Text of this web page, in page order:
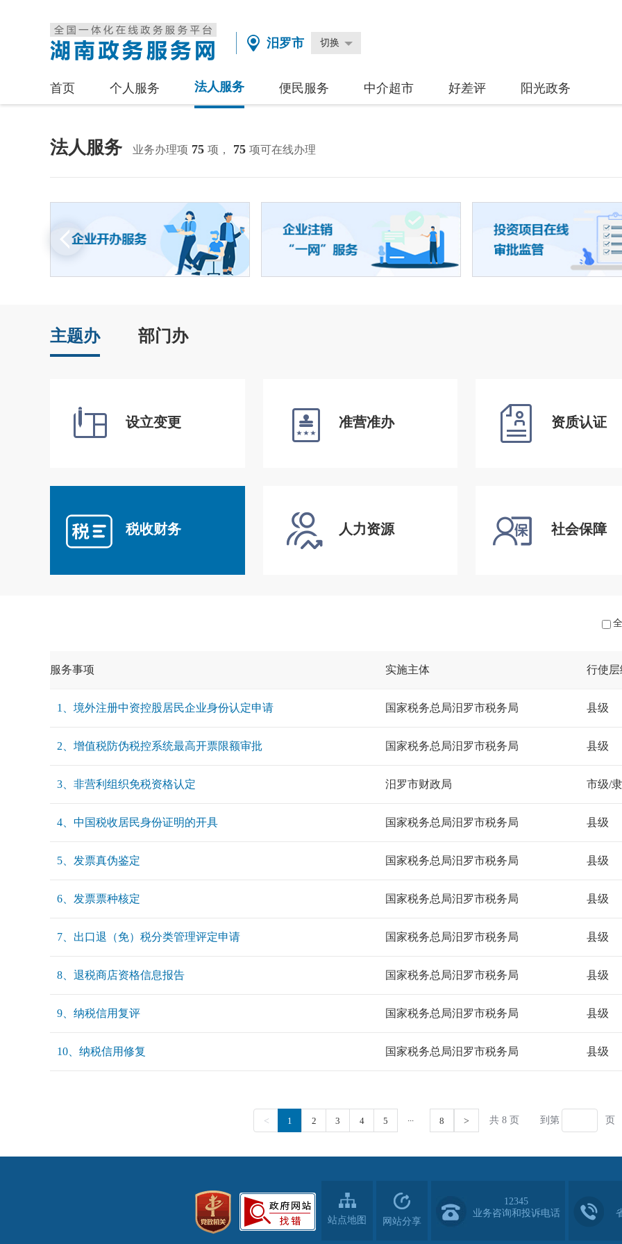
汨罗市 切换
首页 个人服务 法人服务 便民服务 中介超市 好差评 阳光政务
法人服务 业务办理项 75 项， 75 项可在线办理
主题办 部门办
设立变更 准营准办 资质认证
税收财务 人力资源 社会保障
站点地图 网站分享
12345
业务咨询和投诉电话